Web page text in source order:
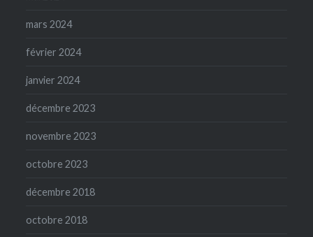
mars 2024
février 2024
janvier 2024
décembre 2023
novembre 2023
octobre 2023
décembre 2018
octobre 2018